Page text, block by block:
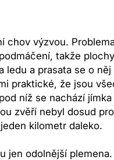
chov výzvou.
takže
ledu a prasata se o
praktické, že jsou
níž se nachází
zvěří nebyl dosud
kilometr daleko.
jen odolnější